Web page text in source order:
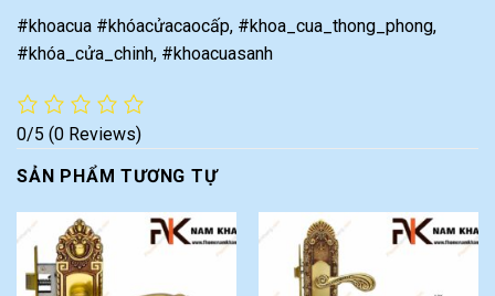
#khoacua #khóacửacaocấp, #khoa_cua_thong_phong,
#khóa_cửa_chinh, #khoacuasanh
0/5 (0 Reviews)
SẢN PHẨM TƯƠNG TỰ